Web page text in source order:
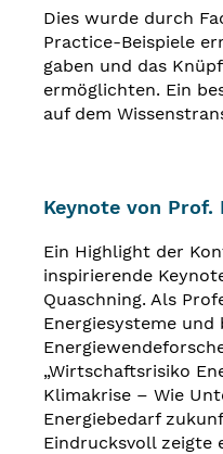
Dies wurde durch
Practice-Beispiele
gaben und das
ermöglichten. Ein
auf dem
Keynote von Prof.
Ein Highlight der
inspirierende
Quaschning. Als
Energiesysteme und
„Wirtschaftsrisiko
Klimakrise – Wie
Energiebedarf
Eindrucksvoll zeigte